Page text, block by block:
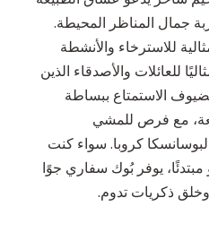
جمال المناظر المحيطة.
للاسترخاء والأنشطة
للعائلات والأصدقاء الذين
الاستمتاع ببساطة
مع فرص للمشي
كروبا. سواء كنت
يوفر بُوك سفاري جوًا
ذكريات تدوم.